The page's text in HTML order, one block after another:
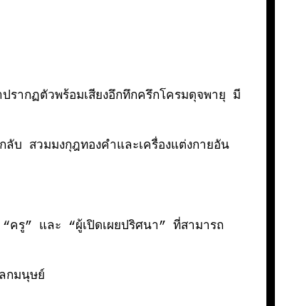
รากฏตัวพร้อมเสียงอึกทึกครึกโครมดุจพายุ มี
บ สวมมงกุฎทองคำและเครื่องแต่งกายอัน
ครู” และ “ผู้เปิดเผยปริศนา” ที่สามารถ
กมนุษย์